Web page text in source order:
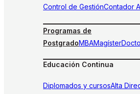
Control de GestiónContador
Programas de
PostgradoMBAMagíster
Educación Continua
Diplomados y cursosAlta